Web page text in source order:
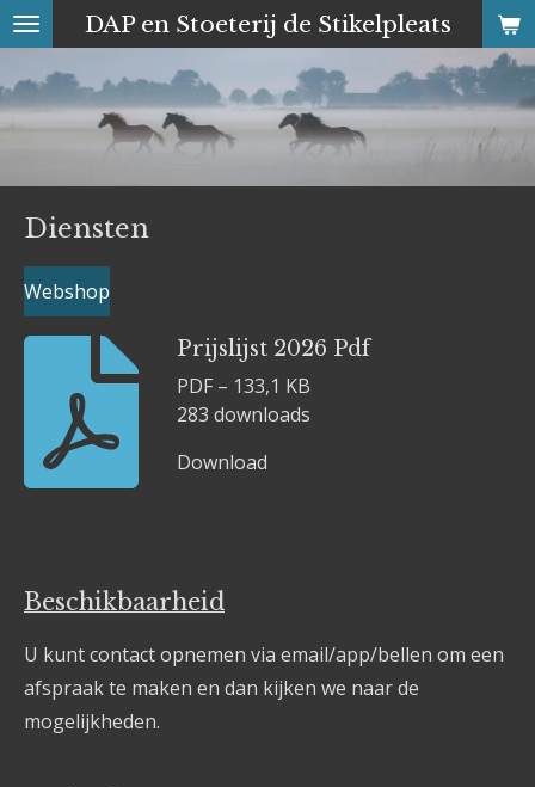
Ga
naar
de
DAP en Stoeterij de Stikelpleats
Diensten
Webshop
Prijslijst 2026 Pdf
PDF – 133,1 KB
283 downloads
Download
Beschikbaarheid
U kunt contact opnemen via email/app/bellen om een
afspraak te maken en dan kijken we naar de
mogelijkheden.